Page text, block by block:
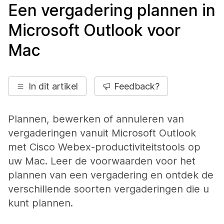
Een vergadering plannen in
Microsoft Outlook voor
Mac
In dit artikel Feedback?
Plannen, bewerken of annuleren van
vergaderingen vanuit Microsoft Outlook
met Cisco Webex-productiviteitstools op
uw Mac. Leer de voorwaarden voor het
plannen van een vergadering en ontdek de
verschillende soorten vergaderingen die u
kunt plannen.